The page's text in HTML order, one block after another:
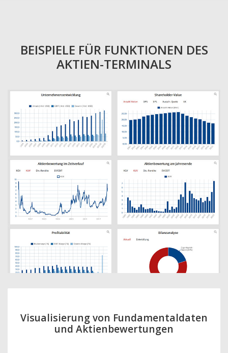
BEISPIELE FÜR FUNKTIONEN DES
AKTIEN-TERMINALS
Visualisierung von Fundamentaldaten
und Aktienbewertungen